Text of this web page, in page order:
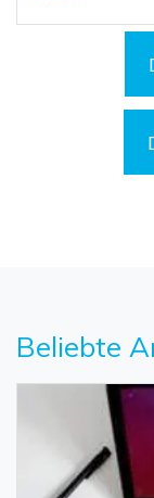
Beliebte